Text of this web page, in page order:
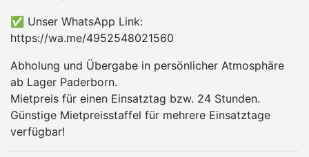
✅ Unser WhatsApp Link:
https://wa.me/4952548021560
Abholung und Übergabe in persönlicher Atmosphäre
ab Lager Paderborn.
Mietpreis für einen Einsatztag bzw. 24 Stunden.
Günstige Mietpreisstaffel für mehrere Einsatztage
verfügbar!